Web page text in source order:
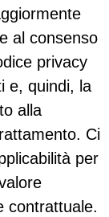
al consenso
privacy
e, quindi, la
alla
Ci
per
contrattuale.